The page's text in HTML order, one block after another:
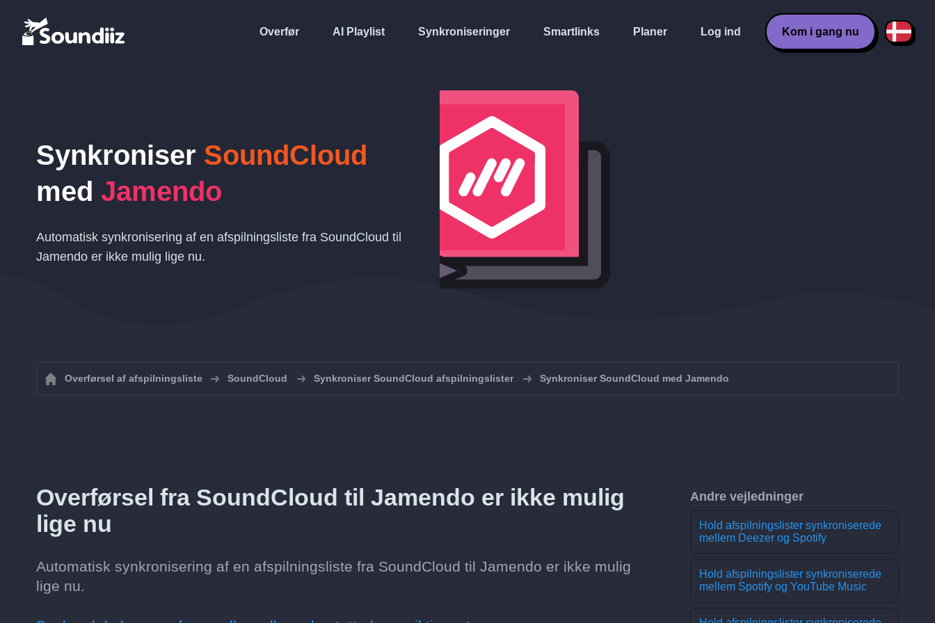
Overfør AI Playlist Synkroniseringer Smartlinks Planer Log ind Kom i gang nu
Synkroniser SoundCloud
med Jamendo
Automatisk synkronisering af en afspilningsliste fra SoundCloud til
Jamendo er ikke mulig lige nu.
Overførsel af afspilningsliste SoundCloud Synkroniser SoundCloud afspilningslister Synkroniser SoundCloud med Jamendo
Overførsel fra SoundCloud til Jamendo er ikke mulig
lige nu
Automatisk synkronisering af en afspilningsliste fra SoundCloud til Jamendo er ikke mulig
lige nu.
Andre vejledninger
Hold afspilningslister synkroniserede
mellem Deezer og Spotify
Hold afspilningslister synkroniserede
mellem Spotify og YouTube Music